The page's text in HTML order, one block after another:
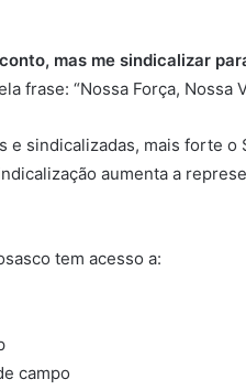
mas me sindicalizar
frase: “Nossa Força, Nossa
e sindicalizadas, mais forte
aumenta a
tem acesso a:
campo